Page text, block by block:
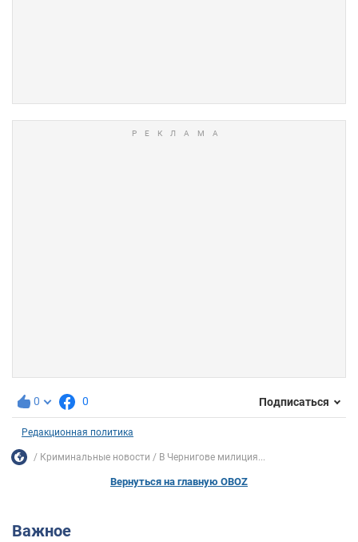
0 0 Подписаться
Редакционная политика
Криминальные новости В Чернигове милиция...
Вернуться на главную OBOZ
Важное